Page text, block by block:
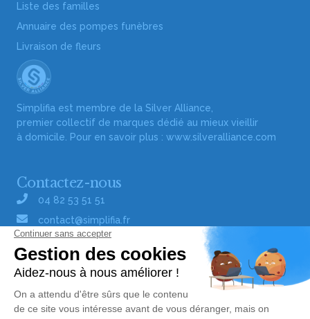
Liste des familles
Annuaire des pompes funèbres
Livraison de fleurs
Simplifia est membre de la Silver Alliance,
premier collectif de marques dédié au mieux vieillir
à domicile. Pour en savoir plus : www.silveralliance.com
Contactez-nous
04 82 53 51 51
contact@simplifia.fr
Réseaux sociaux